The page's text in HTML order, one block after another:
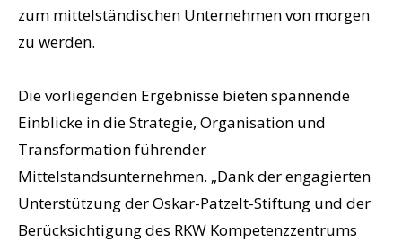
zum mittelständischen Unternehmen von morgen
zu werden.
Die vorliegenden Ergebnisse bieten spannende
Einblicke in die Strategie, Organisation und
Transformation führender
Mittelstandsunternehmen. „Dank der engagierten
Unterstützung der Oskar-Patzelt-Stiftung und der
Berücksichtigung des RKW Kompetenzzentrums